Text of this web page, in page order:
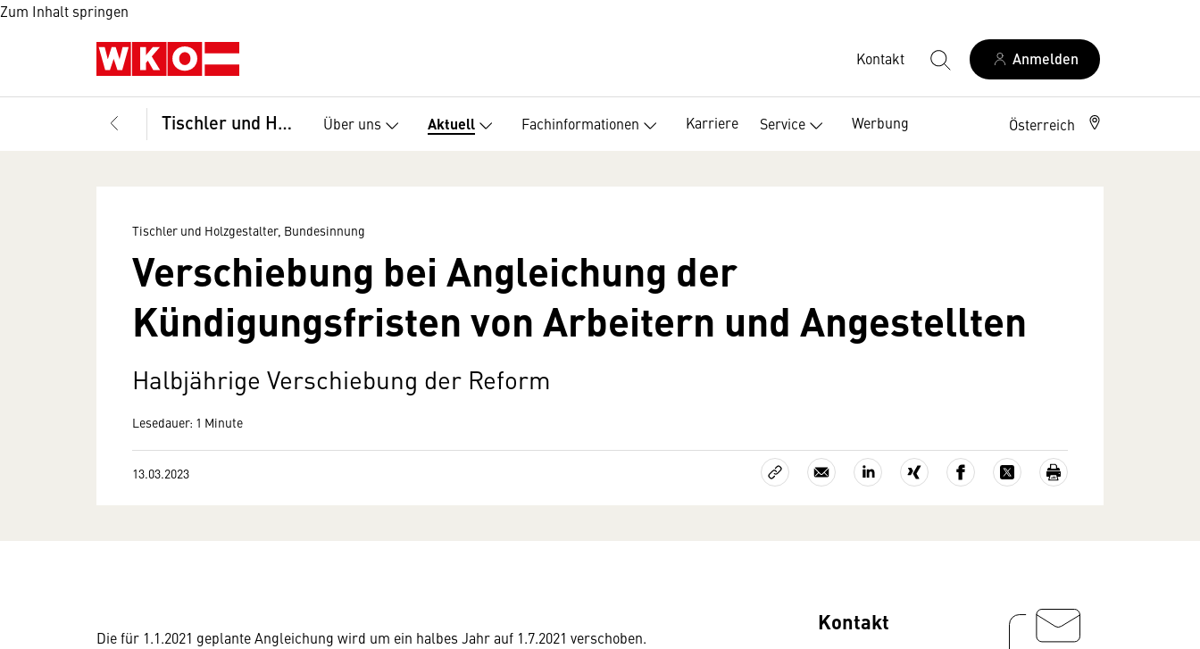
Zum Inhalt springen
Kontakt Anmelden
Tischler und Holzgestalter, Bundesinnung Über uns Aktuell Fachinformationen Karriere Service Werbung Österreich
Tischler und Holzgestalter, Bundesinnung
Verschiebung bei Angleichung der
Kündigungsfristen von Arbeitern und Angestellten
Halbjährige Verschiebung der Reform
Lesedauer: 1 Minute
13.03.2023
Die für 1.1.2021 geplante Angleichung wird um ein halbes Jahr auf 1.7.2021 verschoben.
Kontakt